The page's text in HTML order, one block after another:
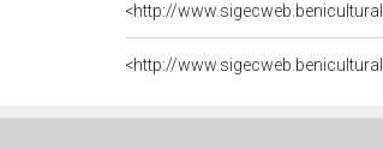
<http://
<http://